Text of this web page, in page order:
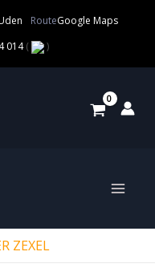
RouteGoogle Maps
014( )
ZEXEL